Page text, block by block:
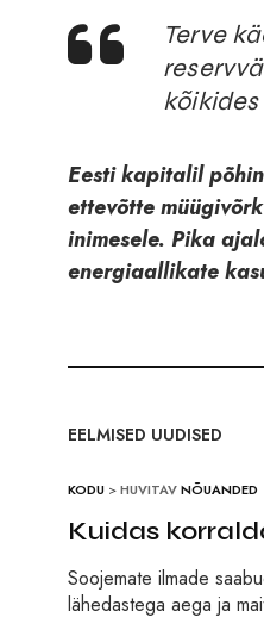
Terve
Eesti kapitalil
ettevõtte
inimesele. Pika
energiaallikate
EELMISED UUDISED
KODU >HUVITAVNÕUANDED
Kuidas
Soojemate ilmade
lähedastega aega ja